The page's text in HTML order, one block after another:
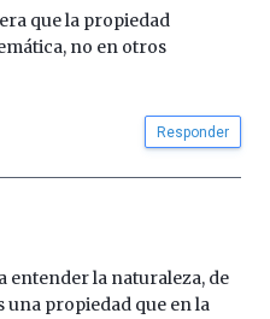
que la propiedad
no en otros
Responder
entender la naturaleza, de
una propiedad que en la